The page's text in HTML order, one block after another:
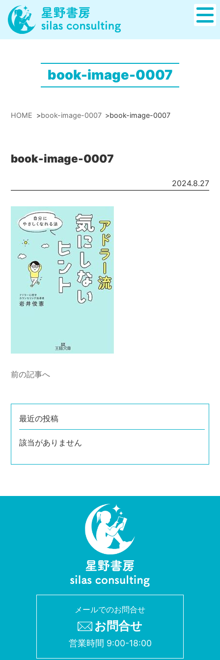
book-image-0007
HOME >book-image-0007 >book-image-0007
book-image-0007
2024.8.27
前の記事へ
最近の投稿
該当がありません
メールでのお問合せ
お問合せ
営業時間 9:00-18:00